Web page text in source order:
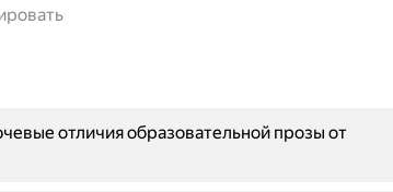
отличия образовательной прозы от